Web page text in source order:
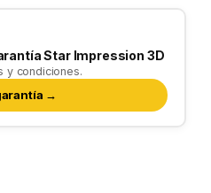
Star Impression 3D
y condiciones.
→